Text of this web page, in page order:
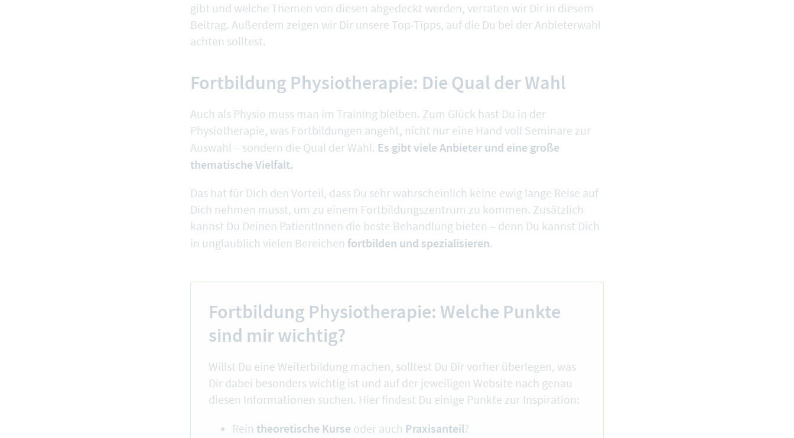
gibt und welche Themen von diesen abgedeckt werden, verraten wir Dir in diesem
Beitrag. Außerdem zeigen wir Dir unsere Top-Tipps, auf die Du bei der Anbieterwahl
achten solltest.
Fortbildung Physiotherapie: Die Qual der Wahl
Auch als Physio muss man im Training bleiben. Zum Glück hast Du in der
Physiotherapie, was Fortbildungen angeht, nicht nur eine Hand voll Seminare zur
Auswahl – sondern die Qual der Wahl. Es gibt viele Anbieter und eine große
thematische Vielfalt.
Das hat für Dich den Vorteil, dass Du sehr wahrscheinlich keine ewig lange Reise auf
Dich nehmen musst, um zu einem Fortbildungszentrum zu kommen. Zusätzlich
kannst Du Deinen PatientInnen die beste Behandlung bieten – denn Du kannst Dich
in unglaublich vielen Bereichen fortbilden und spezialisieren.
Fortbildung Physiotherapie: Welche Punkte
sind mir wichtig?
Willst Du eine Weiterbildung machen, solltest Du Dir vorher überlegen, was
Dir dabei besonders wichtig ist und auf der jeweiligen Website nach genau
diesen Informationen suchen. Hier findest Du einige Punkte zur Inspiration:
Rein theoretische Kurse oder auch Praxisanteil?